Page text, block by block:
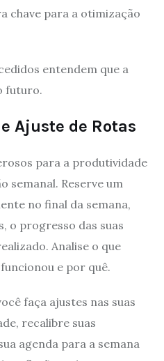
chave para a otimização
entendem que a
futuro.
Ajuste de Rotas
para a produtividade
semanal. Reserve um
no final da semana,
o progresso das suas
Analise o que
e por quê.
faça ajustes nas suas
recalibre suas
agenda para a semana